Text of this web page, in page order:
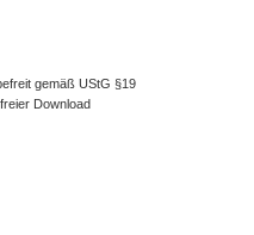
gemäß UStG §19
Download